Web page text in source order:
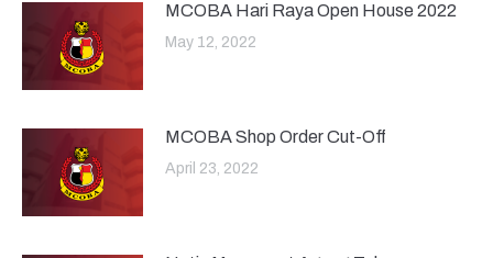
MCOBA Hari Raya Open House 2022
May 12, 2022
MCOBA Shop Order Cut-Off
April 23, 2022